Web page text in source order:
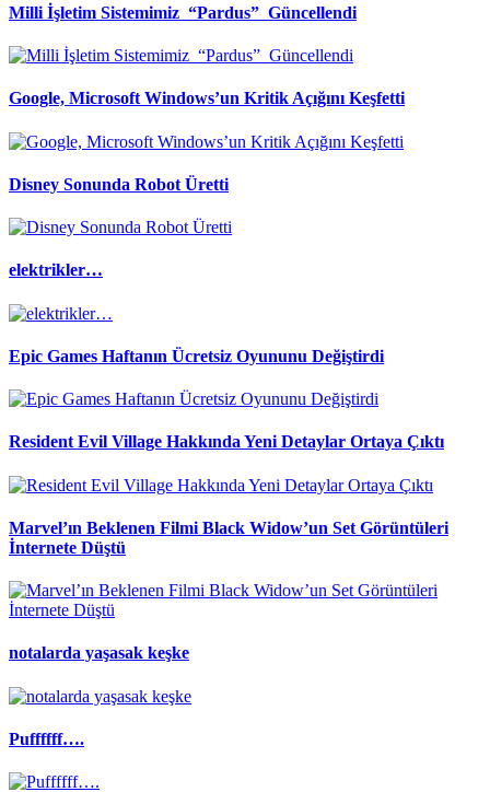
Milli İşletim Sistemimiz “Pardus” Güncellendi
Google, Microsoft Windows’un Kritik Açığını Keşfetti
Disney Sonunda Robot Üretti
elektrikler…
Epic Games Haftanın Ücretsiz Oyununu Değiştirdi
Resident Evil Village Hakkında Yeni Detaylar Ortaya Çıktı
Marvel’ın Beklenen Filmi Black Widow’un Set Görüntüleri
İnternete Düştü
notalarda yaşasak keşke
Puffffff….